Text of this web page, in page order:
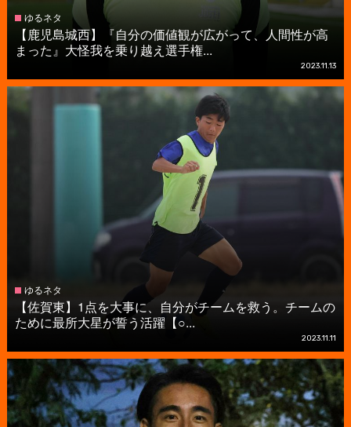
ゆるネタ
【鹿児島城西】『自分の価値観が広がって、人間性が高
まった』大怪我を乗り越え選手権...
2023.11.13
ゆるネタ
【佐賀東】1点を大事に、自分がチームを救う。チームの
ために最所大星が誓う活躍【○...
2023.11.11